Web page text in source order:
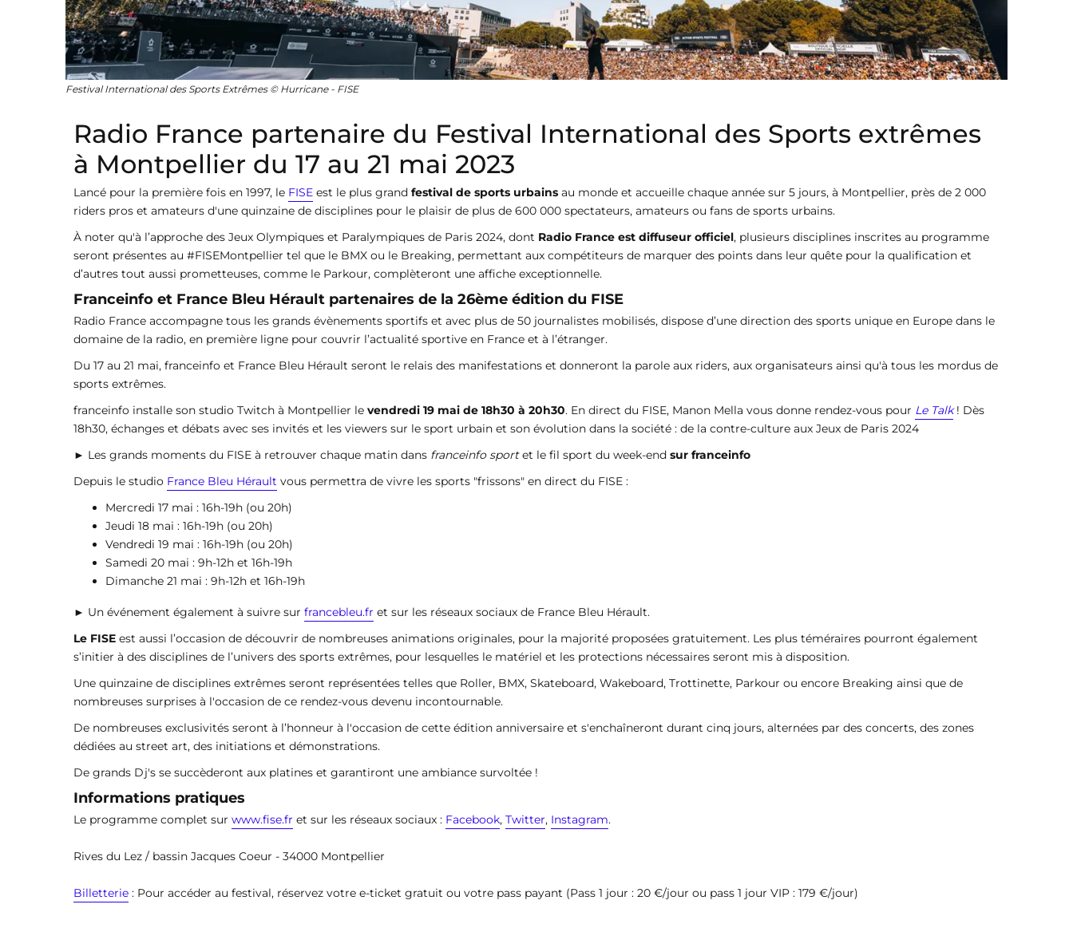
Festival International des Sports Extrêmes © Hurricane - FISE
Radio France partenaire du Festival International des Sports extrêmes
à Montpellier du 17 au 21 mai 2023
Lancé pour la première fois en 1997, le FISE est le plus grand festival de sports urbains au monde et accueille chaque année sur 5 jours, à Montpellier, près de 2 000
riders pros et amateurs d'une quinzaine de disciplines pour le plaisir de plus de 600 000 spectateurs, amateurs ou fans de sports urbains.
À noter qu'à l’approche des Jeux Olympiques et Paralympiques de Paris 2024, dont Radio France est diffuseur officiel, plusieurs disciplines inscrites au programme
seront présentes au #FISEMontpellier tel que le BMX ou le Breaking, permettant aux compétiteurs de marquer des points dans leur quête pour la qualification et
d’autres tout aussi prometteuses, comme le Parkour, complèteront une affiche exceptionnelle.
Franceinfo et France Bleu Hérault partenaires de la 26ème édition du FISE
Radio France accompagne tous les grands évènements sportifs et avec plus de 50 journalistes mobilisés, dispose d’une direction des sports unique en Europe dans le
domaine de la radio, en première ligne pour couvrir l’actualité sportive en France et à l’étranger.
Du 17 au 21 mai, franceinfo et France Bleu Hérault seront le relais des manifestations et donneront la parole aux riders, aux organisateurs ainsi qu'à tous les mordus de
sports extrêmes.
franceinfo installe son studio Twitch à Montpellier le vendredi 19 mai de 18h30 à 20h30. En direct du FISE, Manon Mella vous donne rendez-vous pour Le Talk! Dès
18h30, échanges et débats avec ses invités et les viewers sur le sport urbain et son évolution dans la société : de la contre-culture aux Jeux de Paris 2024
► Les grands moments du FISE à retrouver chaque matin dans franceinfo sportet le fil sport du week-end sur franceinfo
Depuis le studio France Bleu Hérault vous permettra de vivre les sports "frissons" en direct du FISE :
Mercredi 17 mai : 16h-19h (ou 20h)
Jeudi 18 mai : 16h-19h (ou 20h)
Vendredi 19 mai : 16h-19h (ou 20h)
Samedi 20 mai : 9h-12h et 16h-19h
Dimanche 21 mai : 9h-12h et 16h-19h
► Un événement également à suivre sur francebleu.fr et sur les réseaux sociaux de France Bleu Hérault.
Le FISE est aussi l’occasion de découvrir de nombreuses animations originales, pour la majorité proposées gratuitement. Les plus téméraires pourront également
s’initier à des disciplines de l’univers des sports extrêmes, pour lesquelles le matériel et les protections nécessaires seront mis à disposition.
Une quinzaine de disciplines extrêmes seront représentées telles que Roller, BMX, Skateboard, Wakeboard, Trottinette, Parkour ou encore Breaking ainsi que de
nombreuses surprises à l'occasion de ce rendez-vous devenu incontournable.
De nombreuses exclusivités seront à l’honneur à l'occasion de cette édition anniversaire et s'enchaîneront durant cinq jours, alternées par des concerts, des zones
dédiées au street art, des initiations et démonstrations.
De grands Dj's se succèderont aux platines et garantiront une ambiance survoltée !
Informations pratiques
Le programme complet sur www.fise.fr et sur les réseaux sociaux : Facebook, Twitter, Instagram.
Rives du Lez / bassin Jacques Coeur - 34000 Montpellier
Billetterie : Pour accéder au festival, réservez votre e-ticket gratuit ou votre pass payant (Pass 1 jour : 20 €/jour ou pass 1 jour VIP : 179 €/jour)